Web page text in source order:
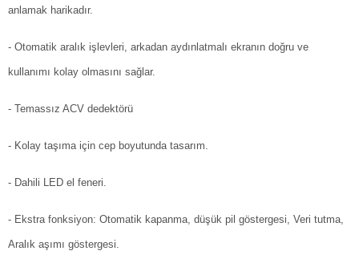
anlamak harikadır.
- Otomatik aralık işlevleri, arkadan aydınlatmalı ekranın doğru ve
kullanımı kolay olmasını sağlar.
- Temassız ACV dedektörü
- Kolay taşıma için cep boyutunda tasarım.
- Dahili LED el feneri.
- Ekstra fonksiyon: Otomatik kapanma, düşük pil göstergesi, Veri tutma,
Aralık aşımı göstergesi.